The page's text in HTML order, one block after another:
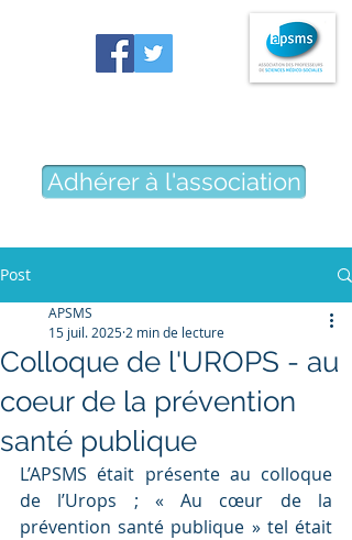
Association des professeurs
Adhérer à l'association
Post
Colloque de l'UROPS - au
coeur de la prévention
santé publique
APSMS
15 juil. 2025 2 min de lecture
L’APSMS était présente au colloque
de l’Urops ; « Au cœur de la
prévention santé publique » tel était